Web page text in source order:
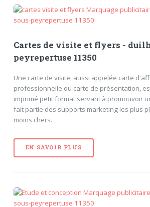
Cartes de visite et flyers -
peyrepertuse 11350
Une carte de visite, aussi appelée carte
professionnelle ou carte de présentation,
imprimé petit format servant à promouvoir
fait partie des supports marketing les plus
moins chers.
EN SAVOIR PLUS